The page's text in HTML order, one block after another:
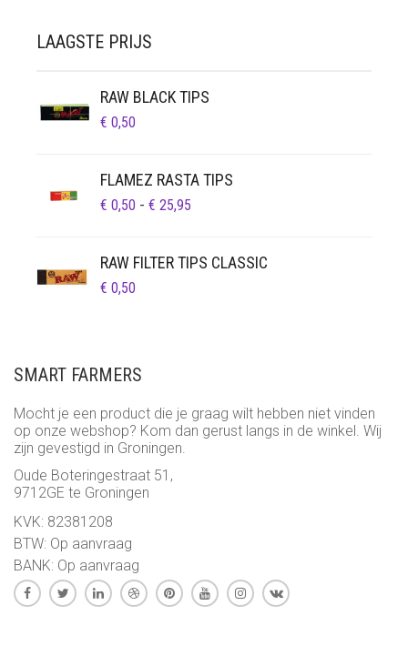
LAAGSTE PRIJS
RAW BLACK TIPS
€ 0,50
FLAMEZ RASTA TIPS
€ 0,50 - € 25,95
€ 25,95
RAW FILTER TIPS CLASSIC
€ 0,50
SMART FARMERS
Mocht je een product die je graag wilt hebben niet vinden
op onze webshop? Kom dan gerust langs in de winkel. Wij
zijn gevestigd in Groningen.
Oude Boteringestraat 51,
9712GE te Groningen
KVK: 82381208
BTW: Op aanvraag
BANK: Op aanvraag